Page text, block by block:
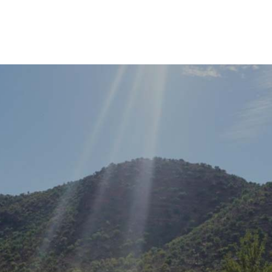
Mentions légales